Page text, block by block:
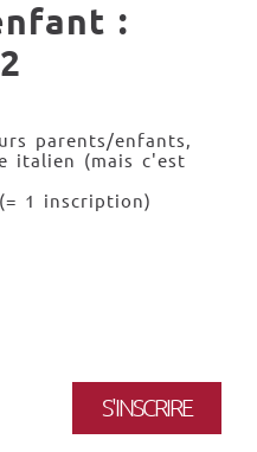
:
parents/enfants,
italien (mais c'est
1 inscription)
S'INSCRIRE